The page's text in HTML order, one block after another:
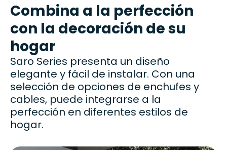
Combina a la perfección
con la decoración de su
hogar
Saro Series presenta un diseño
elegante y fácil de instalar. Con una
selección de opciones de enchufes y
cables, puede integrarse a la
perfección en diferentes estilos de
hogar.